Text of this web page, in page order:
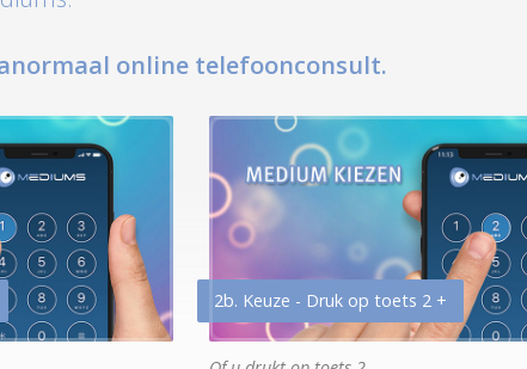
online telefoonconsult.
2b. Keuze - Druk op toets 2 +